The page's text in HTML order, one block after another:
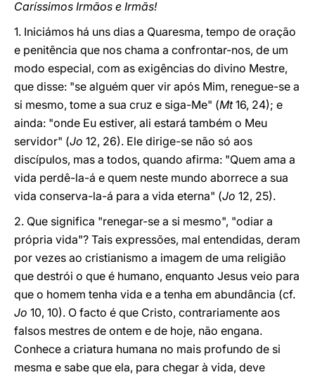
Caríssimos Irmãos e Irmãs!
1. Iniciámos há uns dias a Quaresma, tempo de oração
e penitência que nos chama a confrontar-nos, de um
modo especial, com as exigências do divino Mestre,
que disse: "se alguém quer vir após Mim, renegue-se a
si mesmo, tome a sua cruz e siga-Me" (Mt16, 24); e
ainda: "onde Eu estiver, ali estará também o Meu
servidor" (Jo 12, 26). Ele dirige-se não só aos
discípulos, mas a todos, quando afirma: "Quem ama a
vida perdê-la-á e quem neste mundo aborrece a sua
vida conserva-la-á para a vida eterna" (Jo 12, 25).
2. Que significa "renegar-se a si mesmo", "odiar a
própria vida"? Tais expressões, mal entendidas, deram
por vezes ao cristianismo a imagem de uma religião
que destrói o que é humano, enquanto Jesus veio para
que o homem tenha vida e a tenha em abundância (cf.
Jo 10, 10). O facto é que Cristo, contrariamente aos
falsos mestres de ontem e de hoje, não engana.
Conhece a criatura humana no mais profundo de si
mesma e sabe que ela, para chegar à vida, deve